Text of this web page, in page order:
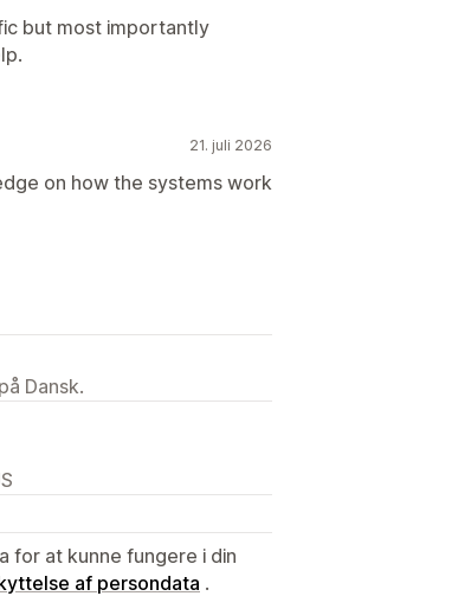
but most importantly
21. juli 2026
on how the systems work
Dansk.
for at kunne fungere i din
af persondata .